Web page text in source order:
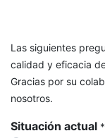
Las siguientes
calidad y eficacia
Gracias por su
nosotros.
Situación actual *